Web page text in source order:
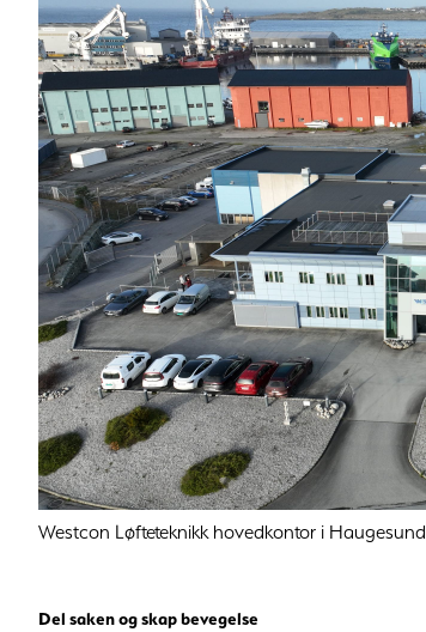
Westcon Løfteteknikk hovedkontor i Haugesund
Del saken og skap bevegelse